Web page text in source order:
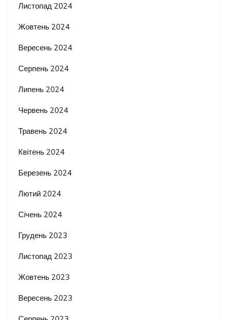
Листопад 2024
Жовтень 2024
Вересень 2024
Серпень 2024
Липень 2024
Червень 2024
Травень 2024
Квітень 2024
Березень 2024
Лютий 2024
Січень 2024
Грудень 2023
Листопад 2023
Жовтень 2023
Вересень 2023